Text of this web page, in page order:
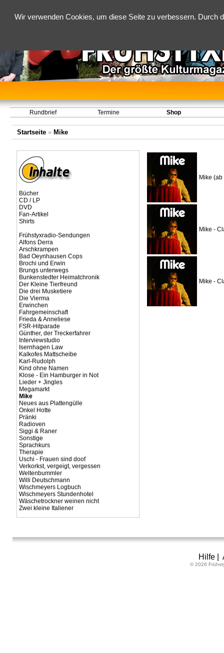
Wir verwenden Cookies, um diese Seite zu verbessern.
Rundbrief Termine Shop
Startseite» Mike
Bücher
CD / LP
DVD
Fan-Artikel
Shirts
Frühstyxradio-Sendungen
Alfons Derra
Arschkrampen
Bad Oeynhausen Cops
Brochi und Erwin
Brungs unterwegs
Bunkenstedter Heimatchronik
Der Kleine Tierfreund
Die drei Musketiere
Die Vierma
Erwinchen
Fahrgemeinschaft
Frieda & Anneliese
FSR-Hitparade
Günther, der Treckerfahrer
Interviewstudio
Isernhagen Law
Kalkofes Mattscheibe
Karl-Rudolph
Kind ohne Namen
Klose - Ein Hamburger in Not
Lieder + Jingles
Megamarkt
Mike
Neues aus Plattengülle
Onkel Hotte
Pränki
Radioven
Siggi & Raner
Sonstige
Sprachkurs
Therapie
Uschi - Frauen sind doof
Verkorkst, vergeigt, vergessen
Weltenbummler
Willi Deutschmann
Wischmeyers Logbuch
Wischmeyers Stundenhotel
Wäschetrockner weinen nicht
Zwei kleine Italiener
Mike
Mike -
Mike -
Hilfe|
© 2026